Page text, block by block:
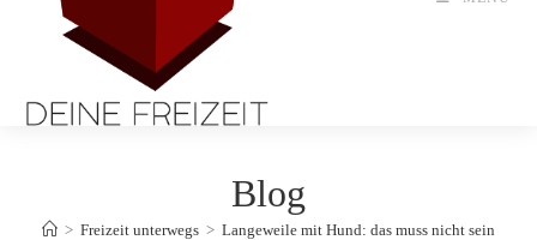
Blog
> Freizeit unterwegs > Langeweile mit Hund: das muss nicht sein